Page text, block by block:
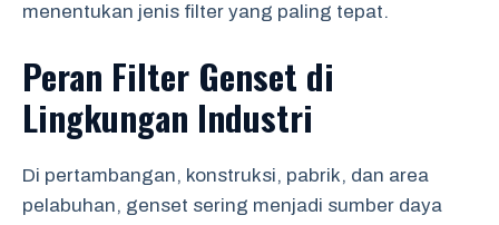
menentukan jenis filter yang paling tepat.
Peran Filter Genset di
Lingkungan Industri
Di pertambangan, konstruksi, pabrik, dan area
pelabuhan, genset sering menjadi sumber daya